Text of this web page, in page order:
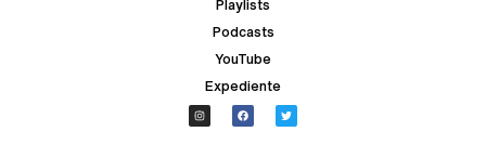
Playlists
Podcasts
YouTube
Expediente